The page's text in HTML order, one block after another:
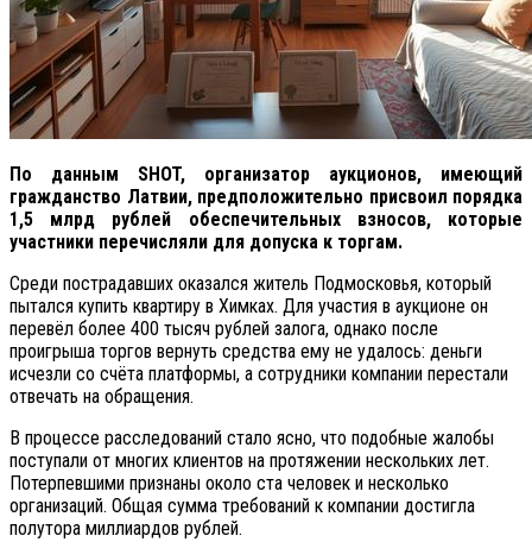
По данным SHOT, организатор аукционов, имеющий
гражданство Латвии, предположительно присвоил порядка
1,5 млрд рублей обеспечительных взносов, которые
участники перечисляли для допуска к торгам.
Среди пострадавших оказался житель Подмосковья, который
пытался купить квартиру в Химках. Для участия в аукционе он
перевёл более 400 тысяч рублей залога, однако после
проигрыша торгов вернуть средства ему не удалось: деньги
исчезли со счёта платформы, а сотрудники компании перестали
отвечать на обращения.
В процессе расследований стало ясно, что подобные жалобы
поступали от многих клиентов на протяжении нескольких лет.
Потерпевшими признаны около ста человек и несколько
организаций. Общая сумма требований к компании достигла
полутора миллиардов рублей.